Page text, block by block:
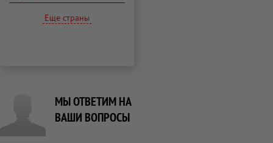
Еще страны
МЫ ОТВЕТИМ НА
ВАШИ ВОПРОСЫ